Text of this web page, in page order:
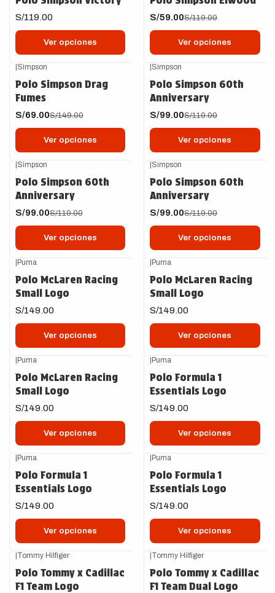
S/119.00
Ver opciones
S/59.00S/119.00
Ver opciones
Simpson
Polo Simpson Drag
Fumes
S/69.00S/149.00
Ver opciones
Simpson
Polo Simpson 60th
Anniversary
S/99.00S/119.00
Ver opciones
Simpson
Polo Simpson 60th
Anniversary
S/99.00S/119.00
Ver opciones
Simpson
Polo Simpson 60th
Anniversary
S/99.00S/119.00
Ver opciones
Puma
Polo McLaren Racing
Small Logo
S/149.00
Ver opciones
Puma
Polo McLaren Racing
Small Logo
S/149.00
Ver opciones
Puma
Polo McLaren Racing
Small Logo
S/149.00
Ver opciones
Puma
Polo Formula 1
Essentials Logo
S/149.00
Ver opciones
Puma
Polo Formula 1
Essentials Logo
S/149.00
Ver opciones
Puma
Polo Formula 1
Essentials Logo
S/149.00
Ver opciones
Tommy Hilfiger
Polo Tommy x Cadillac
F1 Team Logo
Tommy Hilfiger
Polo Tommy x Cadillac
F1 Team Dual Logo